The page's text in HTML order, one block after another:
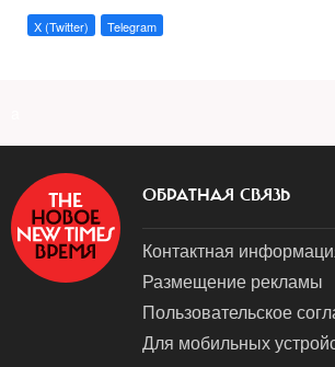
X (Twitter) Telegram
ОБРАТНАЯ СВЯЗЬ
Контактная
Размещение рекламы
Пользовательское
Для мобильных